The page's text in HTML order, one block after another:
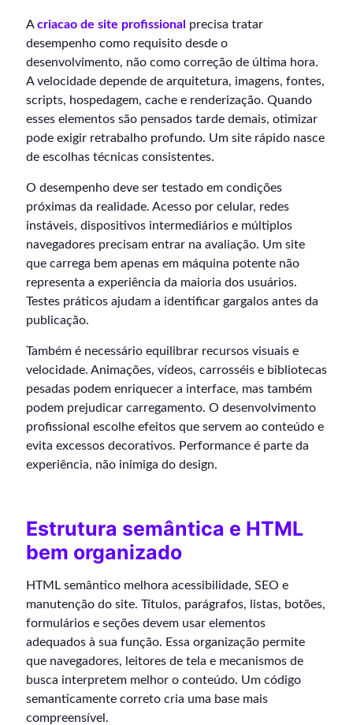
Acriacao de site profissional precisa tratar
desempenho como requisito desde o
desenvolvimento, não como correção de última hora.
A velocidade depende de arquitetura, imagens, fontes,
scripts, hospedagem, cache e renderização. Quando
esses elementos são pensados tarde demais, otimizar
pode exigir retrabalho profundo. Um site rápido nasce
de escolhas técnicas consistentes.
O desempenho deve ser testado em condições
próximas da realidade. Acesso por celular, redes
instáveis, dispositivos intermediários e múltiplos
navegadores precisam entrar na avaliação. Um site
que carrega bem apenas em máquina potente não
representa a experiência da maioria dos usuários.
Testes práticos ajudam a identificar gargalos antes da
publicação.
Também é necessário equilibrar recursos visuais e
velocidade. Animações, vídeos, carrosséis e bibliotecas
pesadas podem enriquecer a interface, mas também
podem prejudicar carregamento. O desenvolvimento
profissional escolhe efeitos que servem ao conteúdo e
evita excessos decorativos. Performance é parte da
experiência, não inimiga do design.
Estrutura semântica e HTML
bem organizado
HTML semântico melhora acessibilidade, SEO e
manutenção do site. Títulos, parágrafos, listas, botões,
formulários e seções devem usar elementos
adequados à sua função. Essa organização permite
que navegadores, leitores de tela e mecanismos de
busca interpretem melhor o conteúdo. Um código
semanticamente correto cria uma base mais
compreensível.